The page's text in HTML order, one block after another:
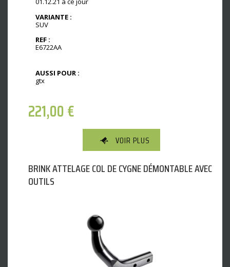
VARIANTE :
SUV
REF :
E6722AA
AUSSI POUR :
gtx
221,00€
VOIR PLUS
BRINK ATTELAGE COL DE CYGNE DÉMONTABLE AVEC
OUTILS